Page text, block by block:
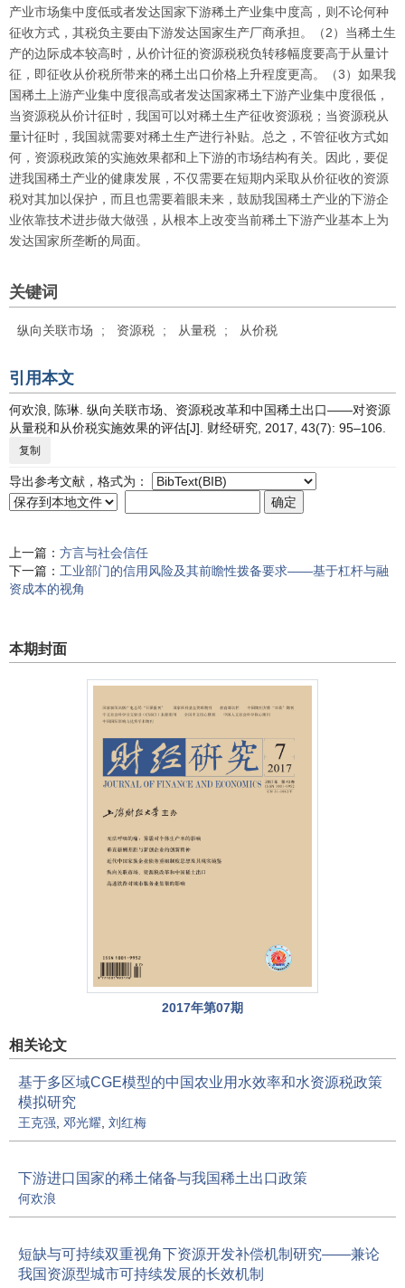
产业市场集中度低或者发达国家下游稀土产业集中度高，则不论何种
征收方式，其税负主要由下游发达国家生产厂商承担。（2）当稀土生
产的边际成本较高时，从价计征的资源税税负转移幅度要高于从量计
征，即征收从价税所带来的稀土出口价格上升程度更高。（3）如果我
国稀土上游产业集中度很高或者发达国家稀土下游产业集中度很低，
当资源税从价计征时，我国可以对稀土生产征收资源税；当资源税从
量计征时，我国就需要对稀土生产进行补贴。总之，不管征收方式如
何，资源税政策的实施效果都和上下游的市场结构有关。因此，要促
进我国稀土产业的健康发展，不仅需要在短期内采取从价征收的资源
税对其加以保护，而且也需要着眼未来，鼓励我国稀土产业的下游企
业依靠技术进步做大做强，从根本上改变当前稀土下游产业基本上为
发达国家所垄断的局面。
关键词
纵向关联市场 ; 资源税 ; 从量税 ; 从价税
引用本文
何欢浪, 陈琳. 纵向关联市场、资源税改革和中国稀土出口——对资源
从量税和从价税实施效果的评估[J]. 财经研究, 2017, 43(7): 95–106.
复制
导出参考文献，格式为：
上一篇： 方言与社会信任
下一篇： 工业部门的信用风险及其前瞻性拨备要求——基于杠杆与融
资成本的视角
本期封面
2017年第07期
相关论文
基于多区域CGE模型的中国农业用水效率和水资源税政策
模拟研究
王克强, 邓光耀, 刘红梅
下游进口国家的稀土储备与我国稀土出口政策
何欢浪
短缺与可持续双重视角下资源开发补偿机制研究——兼论
我国资源型城市可持续发展的长效机制